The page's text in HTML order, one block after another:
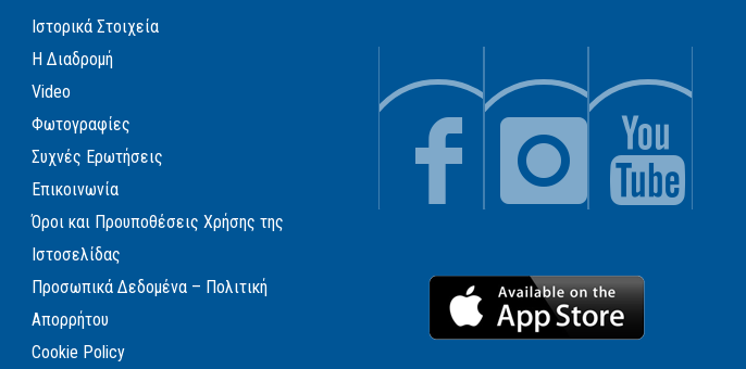
Ιστορικά Στοιχεία
Η Διαδρομή
Video
Φωτογραφίες
Συχνές Ερωτήσεις
Επικοινωνία
Όροι και Προυποθέσεις Χρήσης της
Ιστοσελίδας
Προσωπικά Δεδομένα – Πολιτική
Απορρήτου
Cookie Policy